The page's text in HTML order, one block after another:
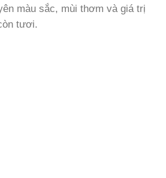
màu sắc, mùi thơm và giá trị
tươi.